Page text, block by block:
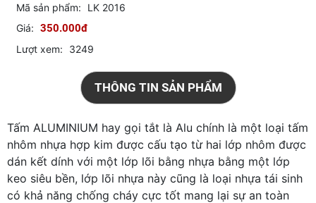
Mã sản phẩm:
LK 2016
Giá: 350.000đ
Lượt xem: 3249
THÔNG TIN SẢN PHẨM
Tấm ALUMINIUM hay gọi tắt là Alu chính là một loại tấm
nhôm nhựa hợp kim được cấu tạo từ hai lớp nhôm được
dán kết dính với một lớp lõi bằng nhựa bằng một lớp
keo siêu bền, lớp lõi nhựa này cũng là loại nhựa tái sinh
có khả năng chống cháy cực tốt mang lại sự an toàn